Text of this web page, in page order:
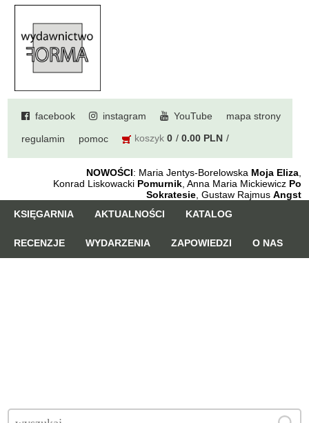
facebook instagram YouTube mapa strony
regulamin pomoc koszyk 0 0.00 PLN
NOWOŚCI: Maria Jentys-Borelowska Moja Eliza,
Konrad Liskowacki Pomurnik, Anna Maria Mickiewicz Po
Sokratesie, Gustaw Rajmus Angst
KSIĘGARNIA
AKTUALNOŚCI KATALOG
RECENZJE WYDARZENIA ZAPOWIEDZI O NAS